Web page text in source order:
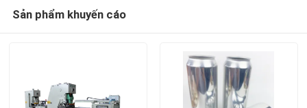
Sản phẩm khuyến cáo